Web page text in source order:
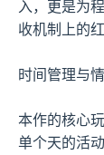
入​​，更是为
收机制上的
时间管理与
本作的核心
单个天的活